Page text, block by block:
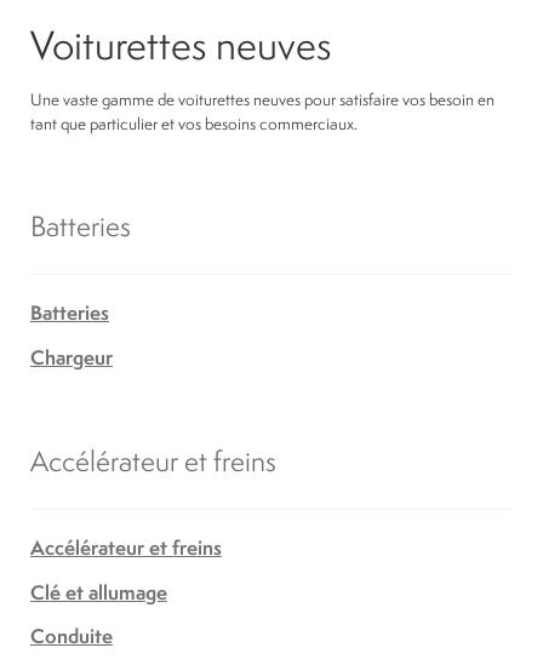
Voiturettes neuves
Une vaste gamme de voiturettes neuves pour satisfaire vos besoin en
tant que particulier et vos besoins commerciaux.
Batteries
Batteries
Chargeur
Accélérateur et freins
Accélérateur et freins
Clé et allumage
Conduite